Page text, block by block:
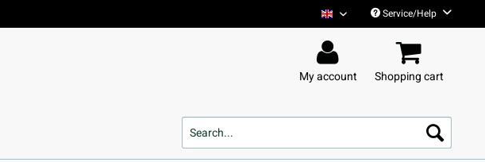
Tim Bendzko English
Service/Help
My account Shopping cart